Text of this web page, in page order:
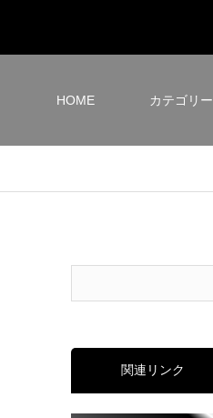
HOME カテゴリー
関連リンク